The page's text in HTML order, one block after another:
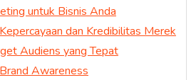
untuk Bisnis Anda
dan Kredibilitas Merek
Audiens yang Tepat
Awareness